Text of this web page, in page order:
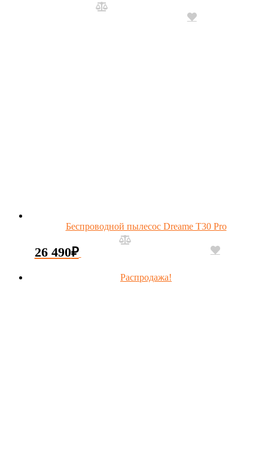
Беспроводной пылесос Dreame T30 Pro
26 490₽
Распродажа!